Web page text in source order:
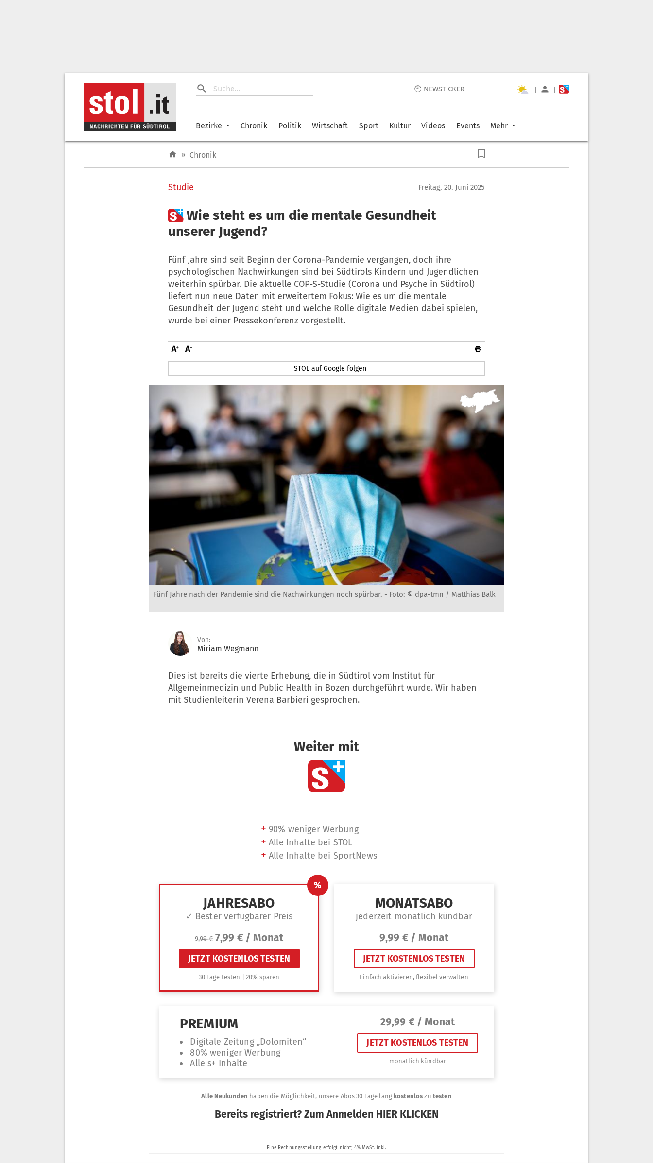
🕙 NEWSTICKER | |
Bezirke Chronik Politik Wirtschaft Sport Kultur Videos Events Mehr
» Chronik
Studie Freitag, 20. Juni 2025
Wie steht es um die mentale Gesundheit
unserer Jugend?
Fünf Jahre sind seit Beginn der Corona-Pandemie vergangen, doch ihre
psychologischen Nachwirkungen sind bei Südtirols Kindern und Jugendlichen
weiterhin spürbar. Die aktuelle COP-S-Studie (Corona und Psyche in Südtirol)
liefert nun neue Daten mit erweitertem Fokus: Wie es um die mentale
Gesundheit der Jugend steht und welche Rolle digitale Medien dabei spielen,
wurde bei einer Pressekonferenz vorgestellt.
STOL auf Google folgen
Fünf Jahre nach der Pandemie sind die Nachwirkungen noch spürbar. - Foto: © dpa-tmn / Matthias Balk
Von:
Miriam Wegmann
Dies ist bereits die vierte Erhebung, die in Südtirol vom Institut für
Allgemeinmedizin und Public Health in Bozen durchgeführt wurde. Wir haben
mit Studienleiterin Verena Barbieri gesprochen.